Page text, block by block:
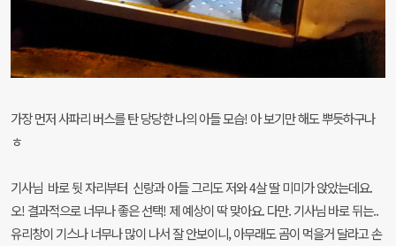
가장 먼저 사파리 버스를 탄 당당한 나의 아들 모습! 아 보기만 해도 뿌듯하구나
ㅎ
기사님 바로 뒷 자리부터 신랑과 아들 그리도 저와 4살 딸 미미가 앉았는데요.
오! 결과적으로 너무나 좋은 선택! 제 예상이 딱 맞아요. 다만. 기사님 바로 뒤는..
유리창이 기스나 너무나 많이 나서 잘 안보이니, 아무래도 곰이 먹을거 달라고 손